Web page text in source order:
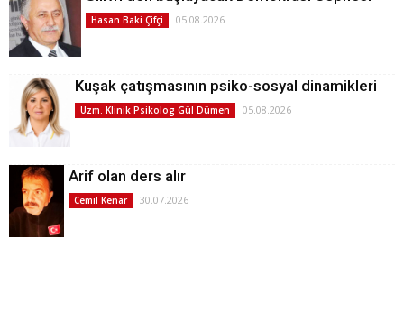
Hasan Baki Çifçi 05.08.2026
Kuşak çatışmasının psiko-sosyal dinamikleri
Uzm. Klinik Psikolog Gül Dümen 05.08.2026
Arif olan ders alır
Cemil Kenar 30.07.2026